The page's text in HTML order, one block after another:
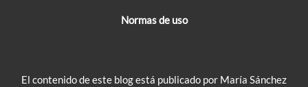
Normas de uso
El contenido de este blog está publicado por María Sánchez